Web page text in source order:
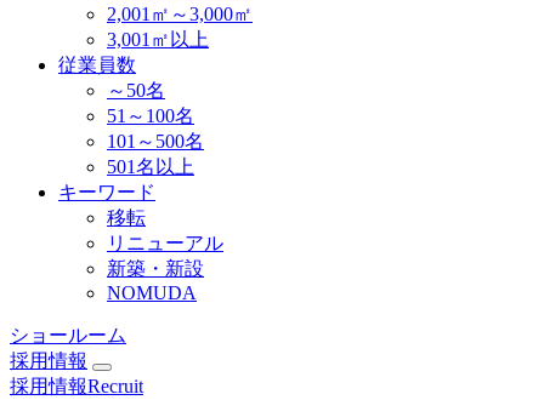
2,001㎡～3,000㎡
3,001㎡以上
従業員数
～50名
51～100名
101～500名
501名以上
キーワード
移転
リニューアル
新築・新設
NOMUDA
ショールーム
採用情報
採用情報Recruit